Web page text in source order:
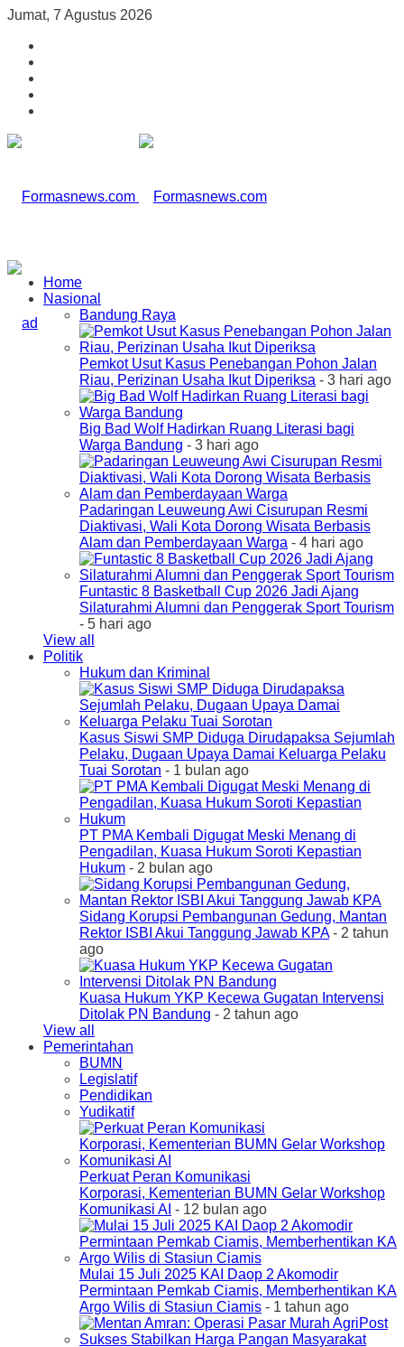
Jumat, 7 Agustus 2026
Home
Nasional
Bandung Raya
Pemkot Usut Kasus Penebangan Pohon Jalan
Riau, Perizinan Usaha Ikut Diperiksa - 3 hari ago
Big Bad Wolf Hadirkan Ruang Literasi bagi
Warga Bandung - 3 hari ago
Padaringan Leuweung Awi Cisurupan Resmi
Diaktivasi, Wali Kota Dorong Wisata Berbasis
Alam dan Pemberdayaan Warga - 4 hari ago
Funtastic 8 Basketball Cup 2026 Jadi Ajang
Silaturahmi Alumni dan Penggerak Sport Tourism
- 5 hari ago
View all
Politik
Hukum dan Kriminal
Kasus Siswi SMP Diduga Dirudapaksa Sejumlah
Pelaku, Dugaan Upaya Damai Keluarga Pelaku
Tuai Sorotan - 1 bulan ago
PT PMA Kembali Digugat Meski Menang di
Pengadilan, Kuasa Hukum Soroti Kepastian
Hukum - 2 bulan ago
Sidang Korupsi Pembangunan Gedung, Mantan
Rektor ISBI Akui Tanggung Jawab KPA- 2 tahun
ago
Kuasa Hukum YKP Kecewa Gugatan Intervensi
Ditolak PN Bandung - 2 tahun ago
View all
Pemerintahan
BUMN
Legislatif
Pendidikan
Yudikatif
Perkuat Peran Komunikasi
Korporasi, Kementerian BUMN Gelar Workshop
Komunikasi AI - 12 bulan ago
Mulai 15 Juli 2025 KAI Daop 2 Akomodir
Permintaan Pemkab Ciamis, Memberhentikan KA
Argo Wilis di Stasiun Ciamis - 1 tahun ago